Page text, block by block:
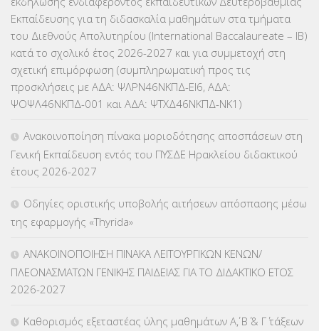
ΕΠΙΜΟΡΦΩΣΗ Τ.Π.Ε.(10)
ΕΥΡΩΠΑΪΚΑ ΠΡΟΓΡΑΜΜΑΤΑ(230)
ΚΕΣΥ (60)
ΚΕΣΥΠ(109)
ΚΠγ – ΚΡΑΤΙΚΟ ΠΙΣΤΟΠΟΙΗΤΙΚΟ ΓΛΩΣΣΟΜΑΘΕΙΑΣ(135)
ΚΠπ- ΚΡΑΤΙΚΟ ΠΙΣΤΟΠΟΙΗΤΙΚΟ ΠΛΗΡΟΦΟΡΙΚΗΣ
ΛΟΙΠΑ(309)
ΜΕΤΑΘΕΣΕΙΣ-ΤΟΠΟΘΕΤΗΣΕΙΣ ΒΕΛΤΙΩΣΕΙΣ(319)
Εκπαίδευσης για τη διδασκαλία μαθημάτων στα τμήματα
του Διεθνούς Απολυτηρίου (International Baccalaureate – IB)
κατά το σχολικό έτος 2026-2027 και για συμμετοχή στη
σχετική επιμόρφωση (συμπληρωματική προς τις
προσκλήσεις με ΑΔΑ: ΨΛΡΝ46ΝΚΠΔ-ΕΙ6, ΑΔΑ:
ΨΟΨΛ46ΝΚΠΔ-001 και ΑΔΑ: ΨΤΧΔ46ΝΚΠΔ-ΝΚ1)
Ανακοινοποίηση πίνακα μοριοδότησης αποσπάσεων στη
Γενική Εκπαίδευση εντός του ΠΥΣΔΕ Ηρακλείου διδακτικού
έτους 2026-2027
Οδηγίες οριστικής υποβολής αιτήσεων απόσπασης μέσω
της εφαρμογής «Thyrida»
ΑΝΑΚΟΙΝΟΠΟΙΗΣΗ ΠΙΝΑΚΑ ΛΕΙΤΟΥΡΓΙΚΩΝ ΚΕΝΩΝ/
ΠΛΕΟΝΑΣΜΑΤΩΝ ΓΕΝΙΚΗΣ ΠΑΙΔΕΙΑΣ ΓΙΑ ΤΟ ΔΙΔΑΚΤΙΚΟ ΕΤΟΣ
2026-2027
Καθορισμός εξεταστέας ύλης μαθημάτων Α΄, Β΄ & Γ΄ τάξεων